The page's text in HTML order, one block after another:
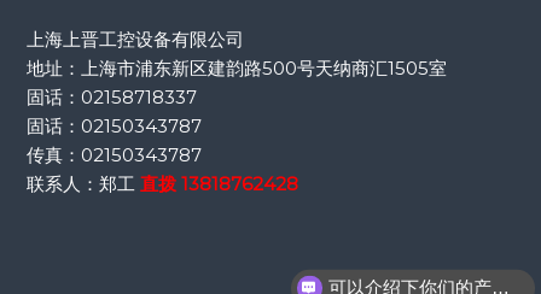
上海上晋工控设备有限公司
地址：上海市浦东新区建韵路500号天纳商汇1505室
固话： 02158718337
固话： 02150343787
传真： 02150343787
联系人：郑工直拨 13818762428
可以介绍下你们的产品么？